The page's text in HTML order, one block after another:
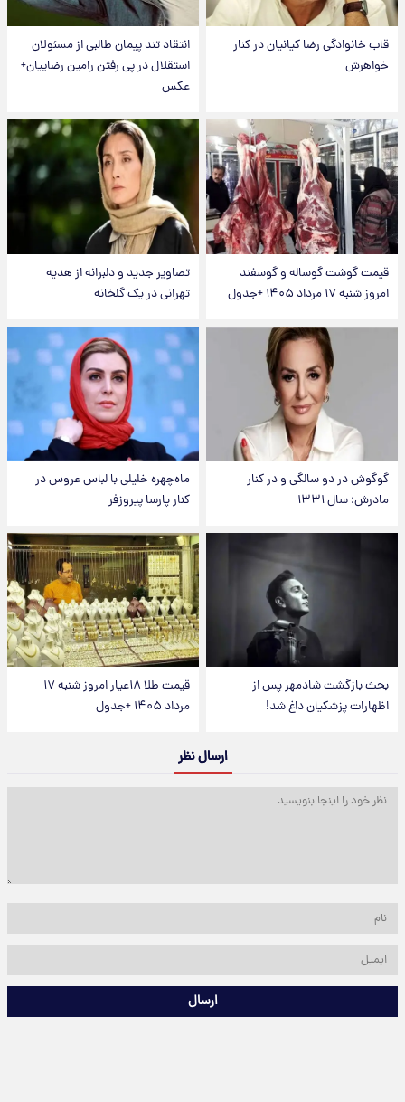
قاب خانوادگی رضا کیانیان در کنار
خواهرش
انتقاد تند پیمان طالبی از مسئولان
استقلال در پی رفتن رامین رضاییان+
عکس
قیمت گوشت گوساله و گوسفند
امروز شنبه ۱۷ مرداد ۱۴۰۵ +جدول
تصاویر جدید و دلبرانه از هدیه
تهرانی در یک گلخانه
گوگوش در دو سالگی و در کنار
مادرش؛ سال ۱۳۳۱
ماه‌چهره خلیلی با لباس عروس در
کنار پارسا پیروزفر
بحث بازگشت شادمهر پس از
اظهارات پزشکیان داغ شد!
قیمت طلا ۱۸عیار امروز شنبه ۱۷
مرداد ۱۴۰۵ +جدول
ارسال نظر
ارسال